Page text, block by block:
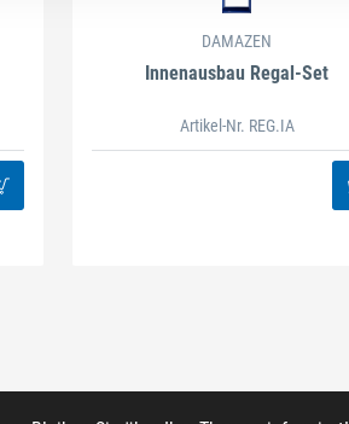
DAMAZEN
Innenausbau Regal-Set
Artikel-Nr. REG.IA